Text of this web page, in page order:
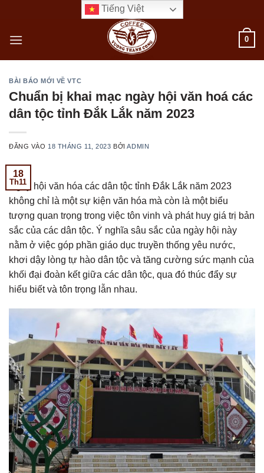
nội
Tiếng Việt
0
BÀI BÁO MỚI VỀ VTC
Chuẩn bị khai mạc ngày hội văn hoá các
dân tộc tỉnh Đắk Lắk năm 2023
ĐĂNG VÀO 18 THÁNG 11, 2023 BỞIADMIN
18
Th11
Ngày hội văn hóa các dân tộc tỉnh Đắk Lắk năm 2023
không chỉ là một sự kiện văn hóa mà còn là một biểu
tượng quan trọng trong việc tôn vinh và phát huy giá trị bản
sắc của các dân tộc. Ý nghĩa sâu sắc của ngày hội này
nằm ở việc góp phần giáo dục truyền thống yêu nước,
khơi dậy lòng tự hào dân tộc và tăng cường sức mạnh của
khối đại đoàn kết giữa các dân tộc, qua đó thúc đẩy sự
hiểu biết và tôn trọng lẫn nhau.